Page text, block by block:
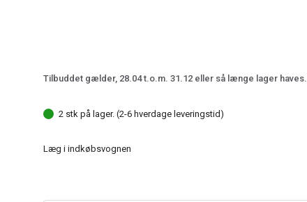
Tilbuddet gælder, 28.04 t.o.m. 31.12 eller så længe lager haves.
2 stk på lager. (2-6 hverdage leveringstid)
Læg i indkøbsvognen